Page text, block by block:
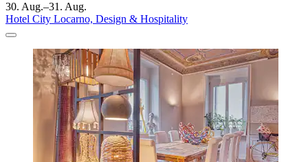
30. Aug.–31. Aug.
Hotel City Locarno, Design & Hospitality